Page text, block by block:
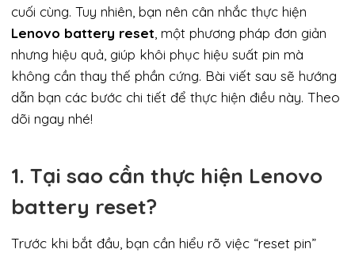
cuối cùng. Tuy nhiên, bạn nên cân nhắc thực hiện
Lenovo battery reset , một phương pháp đơn giản
nhưng hiệu quả, giúp khôi phục hiệu suất pin mà
không cần thay thế phần cứng. Bài viết sau sẽ hướng
dẫn bạn các bước chi tiết để thực hiện điều này. Theo
dõi ngay nhé!
1. Tại sao cần thực hiện Lenovo
battery reset?
Trước khi bắt đầu, bạn cần hiểu rõ việc “reset pin”